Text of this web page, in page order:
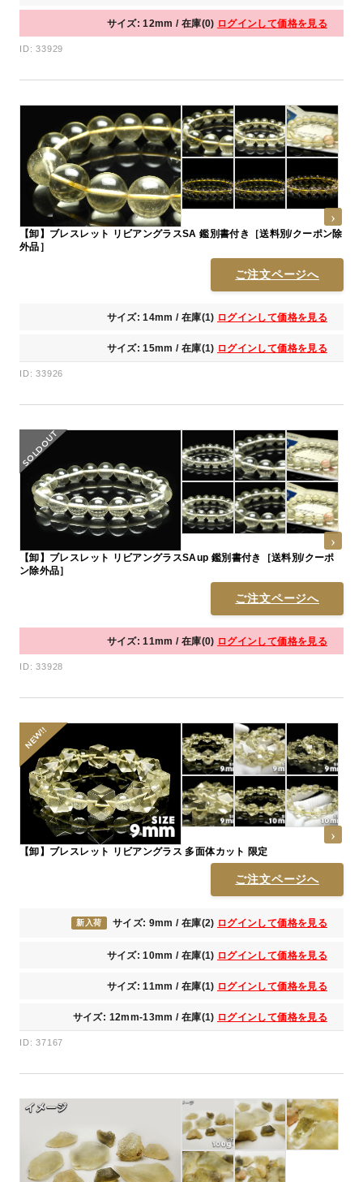
サイズ: 12mm / 在庫(0) ログインして価格を見る
ID: 33929
【卸】ブレスレット リビアングラスSA 鑑別書付き［送料別/クーポン除
外品］
ご注文ページへ
サイズ: 14mm / 在庫(1) ログインして価格を見る
サイズ: 15mm / 在庫(1) ログインして価格を見る
ID: 33926
【卸】ブレスレット リビアングラスSAup 鑑別書付き［送料別/クーポ
ン除外品］
ご注文ページへ
サイズ: 11mm / 在庫(0) ログインして価格を見る
ID: 33928
【卸】ブレスレット リビアングラス 多面体カット 限定
ご注文ページへ
新入荷 サイズ: 9mm / 在庫(2) ログインして価格を見る
サイズ: 10mm / 在庫(1) ログインして価格を見る
サイズ: 11mm / 在庫(1) ログインして価格を見る
サイズ: 12mm-13mm / 在庫(1) ログインして価格を見る
ID: 37167